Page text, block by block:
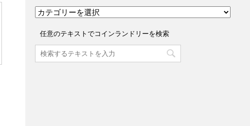
市
町
村
を
選
任意のテキストでコインランドリーを検索